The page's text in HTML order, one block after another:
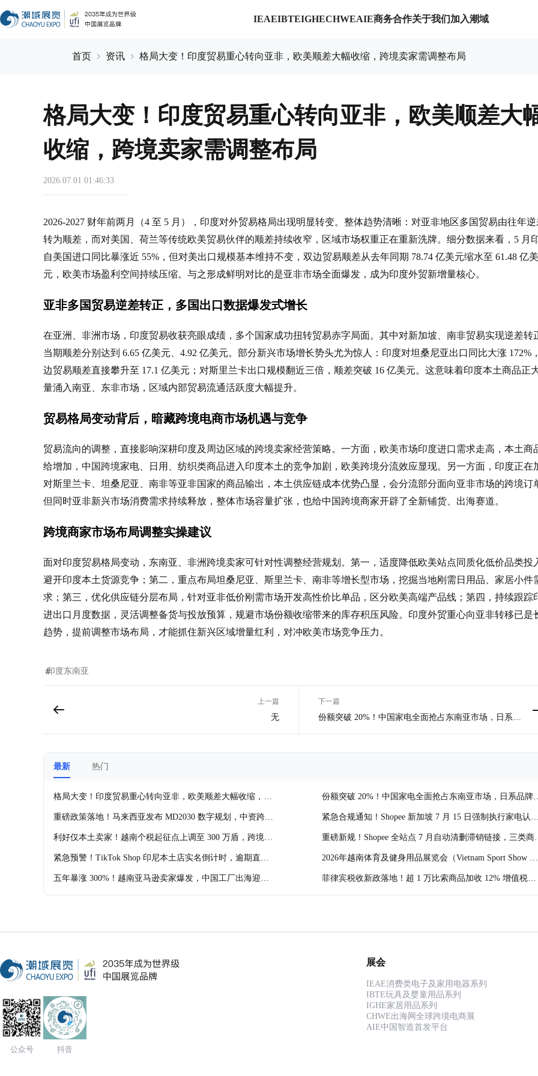
IEAEIBTEIGHECHWEAIE商务合作关于我们加入潮域
首页 资讯 格局大变！印度贸易重心转向亚非，欧美顺差大幅收缩，跨境卖家需调整布局
格局大变！印度贸易重心转向亚非，欧美顺差大
收缩，跨境卖家需调整布局
2026.07.01 01:46:33
2026-2027 财年前两月（4 至 5 月），印度对外贸易格局出现明显转变。整体趋势清晰：对亚非地区多国贸易由往年
转为顺差，而对美国、荷兰等传统欧美贸易伙伴的顺差持续收窄，区域市场权重正在重新洗牌。细分数据来看，5 月
自美国进口同比暴涨近 55%，但对美出口规模基本维持不变，双边贸易顺差从去年同期 78.74 亿美元缩水至 61.48 亿美
元，欧美市场盈利空间持续压缩。与之形成鲜明对比的是亚非市场全面爆发，成为印度外贸新增量核心。
亚非多国贸易逆差转正，多国出口数据爆发式增长
在亚洲、非洲市场，印度贸易收获亮眼成绩，多个国家成功扭转贸易赤字局面。其中对新加坡、南非贸易实现逆差转
当期顺差分别达到 6.65 亿美元、4.92 亿美元。部分新兴市场增长势头尤为惊人：印度对坦桑尼亚出口同比大涨 172%
边贸易顺差直接攀升至 17.1 亿美元；对斯里兰卡出口规模翻近三倍，顺差突破 16 亿美元。这意味着印度本土商品正
量涌入南亚、东非市场，区域内部贸易流通活跃度大幅提升。
贸易格局变动背后，暗藏跨境电商市场机遇与竞争
贸易流向的调整，直接影响深耕印度及周边区域的跨境卖家经营策略。一方面，欧美市场印度进口需求走高，本土商
给增加，中国跨境家电、日用、纺织类商品进入印度本土的竞争加剧，欧美跨境分流效应显现。另一方面，印度正在
对斯里兰卡、坦桑尼亚、南非等亚非国家的商品输出，本土供应链成本优势凸显，会分流部分面向亚非市场的跨境订
但同时亚非新兴市场消费需求持续释放，整体市场容量扩张，也给中国跨境商家开辟了全新铺货、出海赛道。
跨境商家市场布局调整实操建议
面对印度贸易格局变动，东南亚、非洲跨境卖家可针对性调整经营规划。第一，适度降低欧美站点同质化低价品类投
避开印度本土货源竞争；第二，重点布局坦桑尼亚、斯里兰卡、南非等增长型市场，挖掘当地刚需日用品、家居小件
求；第三，优化供应链分层布局，针对亚非低价刚需市场开发高性价比单品，区分欧美高端产品线；第四，持续跟踪
进出口月度数据，灵活调整备货与投放预算，规避市场份额收缩带来的库存积压风险。印度外贸重心向亚非转移已是
趋势，提前调整市场布局，才能抓住新兴区域增量红利，对冲欧美市场竞争压力。
印度东南亚
上一篇
无
下一篇
份额突破 20%！中国家电全面抢占东南亚市场，日系品
最新 热门
格局大变！印度贸易重心转向亚非，欧美顺差大幅收缩，跨
份额突破 20%！中国家电全面抢占东南亚市场，日系品牌
重磅政策落地！马来西亚发布 MD2030 数字规划，中资跨
紧急合规通知！Shopee 新加坡 7 月 15 日强制执行家电认
利好仅本土卖家！越南个税起征点上调至 300 万盾，跨境商
重磅新规！Shopee 全站点 7 月自动清删滞销链接，三类商
紧急预警！TikTok Shop 印尼本土店实名倒计时，逾期直接
2026年越南体育及健身用品展览会（Vietnam Sport Show ）
五年暴涨 300%！越南亚马逊卖家爆发，中国工厂出海迎来
菲律宾税收新政落地！超 1 万比索商品加收 12% 增值税，
公众号 抖音
展会
IEAE消费类电子及家用电器系列
IBTE玩具及婴童用品系列
IGHE家居用品系列
CHWE出海网全球跨境电商展
AIE中国智造首发平台